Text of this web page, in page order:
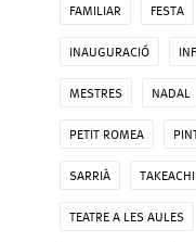
FAMILIAR FESTA
INAUGURACIÓ
MESTRES NADAL
PETIT ROMEA
SARRIÀ
TEATRE A LES AULES